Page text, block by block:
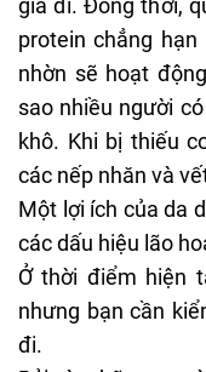
già đi. Đồng thời,
protein chẳng
nhờn sẽ hoạt
sao nhiều người
khô. Khi bị thiếu
các nếp nhăn và
Một lợi ích của da
các dấu hiệu lão
Ở thời điểm hiện
nhưng bạn cần
đi.